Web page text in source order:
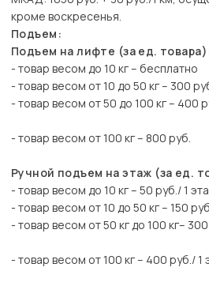
кроме воскресенья.
Подъем:
Подъем на лифте (за ед.
- товар весом до 10 кг – бесплатно
- товар весом от 10 до 50 кг – 300
- товар весом от 50 до 100 кг – 400
- товар весом от 100 кг – 800 руб.
Ручной подъем на этаж (за ед.
- товар весом до 10 кг – 50 руб./ 1
- товар весом от 10 до 50 кг – 150
- товар весом от 50 кг до 100 кг–
- товар весом от 100 кг – 400 руб./ 1